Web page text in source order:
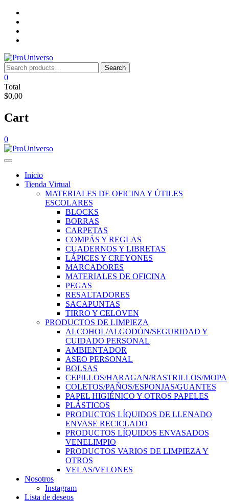
Saltar
contenido
deseos
Search
for:
Search
0
Total
$0,00
Cart
0
Inicio
Tienda Virtual
MATERIALES DE OFICINA Y ÚTILES
ESCOLARES
BLOCKS
BORRAS
CARPETAS
COMPÁS Y REGLAS
CUADERNOS Y LIBRETAS
LÁPICES Y CREYONES
MARCADORES
MATERIALES DE OFICINA
PEGAS
RESALTADORES
SACAPUNTAS
TIRRO Y CELOVEN
PRODUCTOS DE LIMPIEZA
ALCOHOL/ALGODÓN/SEGURIDAD Y
CUIDADO PERSONAL
AMBIENTADOR
ASEO PERSONAL
BOLSAS
CEPILLOS/HARAGAN/RASTRILLOS/MOPA
COLETOS/PAÑOS/ESPONJAS/GUANTES
PAPEL HIGIÉNICO Y OTROS PAPELES
PLÁSTICOS
PRODUCTOS LÍQUIDOS DE LLENADO
ENVASE RECICLADO
PRODUCTOS LÍQUIDOS ENVASADOS
VENELIMPIO
PRODUCTOS VARIOS DE LIMPIEZA Y
OTROS
VELAS/VELONES
Nosotros
Instagram
Lista de deseos